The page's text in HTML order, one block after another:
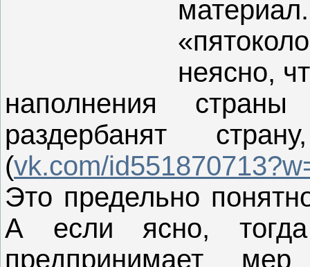
неясно,
наполнения
раздербанят
(vk.com/
Это предельно
А если ясно,
предпринимает